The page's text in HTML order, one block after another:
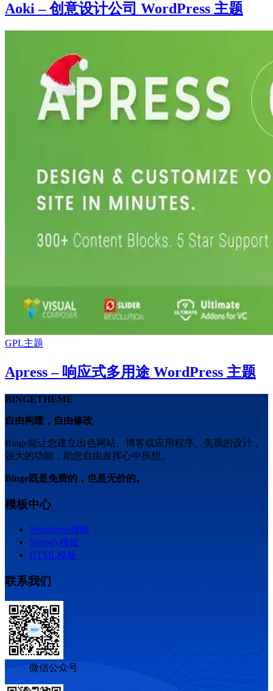
Aoki – 创意设计公司 WordPress 主题
GPL主题
Apress – 响应式多用途 WordPress 主题
BINGETHEME
自由构建，自由修改
Binge能让您建立出色网站、博客或应用程序。美观的设计，
强大的功能，助您自由发挥心中所想。
Binge既是免费的，也是无价的。
模板中心
Wordpress模板
Shopify模板
HTML模板
联系我们
微信公众号